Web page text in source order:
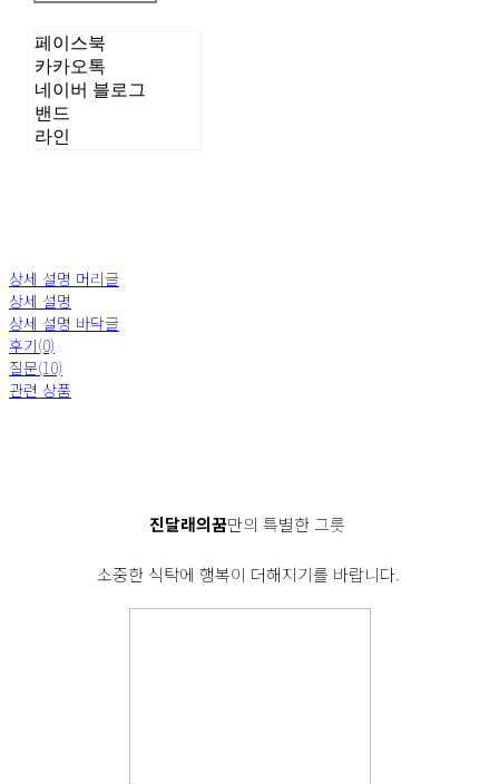
페이스북
카카오톡
네이버 블로그
밴드
라인
상세 설명 머리글
상세 설명
상세 설명 바닥글
후기(0)
질문(10)
관련 상품
진달래의꿈만의 특별한 그릇
소중한 식탁에 행복이 더해지기를 바랍니다.